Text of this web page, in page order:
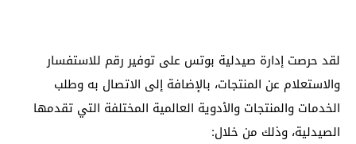
لقد حرصت إدارة صيدلية بوتس على توفير رقم للاستفسار
والاستعلام عن المنتجات، بالإضافة إلى الاتصال به وطلب
الخدمات والمنتجات والأدوية العالمية المختلفة التي تقدمها
الصيدلية، وذلك من خلال: